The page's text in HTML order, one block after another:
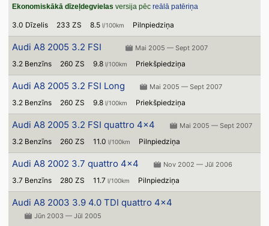
Ekonomiskākā dīzeļdegvielas versija pēcreālā patēriņa
3.0 Dīzelis 233 ZS 8.5l/100km Pilnpiedziņa
Audi A8 2005 3.2 FSI Mai 2005 — Sept 2007
3.2 Benzīns 260 ZS 9.8l/100km Priekšpiedziņa
Audi A8 2005 3.2 FSI Long Mai 2005 — Sept 2007
3.2 Benzīns 260 ZS 9.8l/100km Priekšpiedziņa
Audi A8 2005 3.2 FSI quattro 4x4 Mai 2005 — Sept 2007
3.2 Benzīns 260 ZS 11.0l/100km Pilnpiedziņa
Audi A8 2002 3.7 quattro 4x4 Nov 2002 — Jūl 2006
3.7 Benzīns 280 ZS 11.7l/100km Pilnpiedziņa
Audi A8 2003 3.9 4.0 TDI quattro 4x4
Jūn 2003 — Jūl 2005